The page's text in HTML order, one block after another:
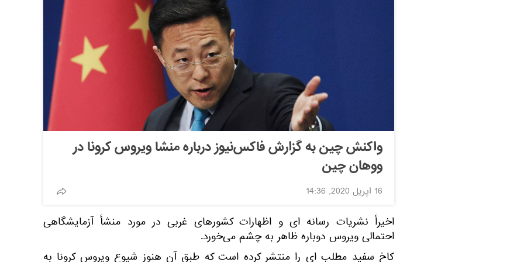
واکنش چین به گزارش فاکس‌نیوز درباره منشا ویروس کرونا در
ووهان چین
16 اپریل 2020, 14:36
اخیراً نشریات رسانه ای و اظهارات کشورهای غربی در مورد منشأ آزمایشگاهی
احتمالی ویروس دوباره ظاهر به چشم می‌خورد.
کاخ سفید مطلب ای را منتشر کرده است که طبق آن هنوز شیوع ویروس کرونا به